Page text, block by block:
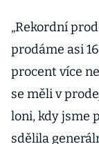
„Rekordní
prodáme asi
procent více
se měli v
loni, kdy jsme
sdělila